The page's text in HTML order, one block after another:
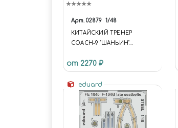
Арт. 02879 1/48
КИТАЙСКИЙ ТРЕНЕР
COACH-9 "ШАНЬИН"
CHINESE COACH-9
"SHANYING" ADVANCED
TRAINER
от 2270 ₽
eduard